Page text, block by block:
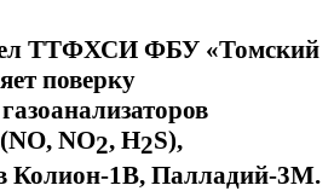
ТТФХСИ ФБУ «Томский
поверку
NO2, H2S),
Колион-1В, Палладий-3М.